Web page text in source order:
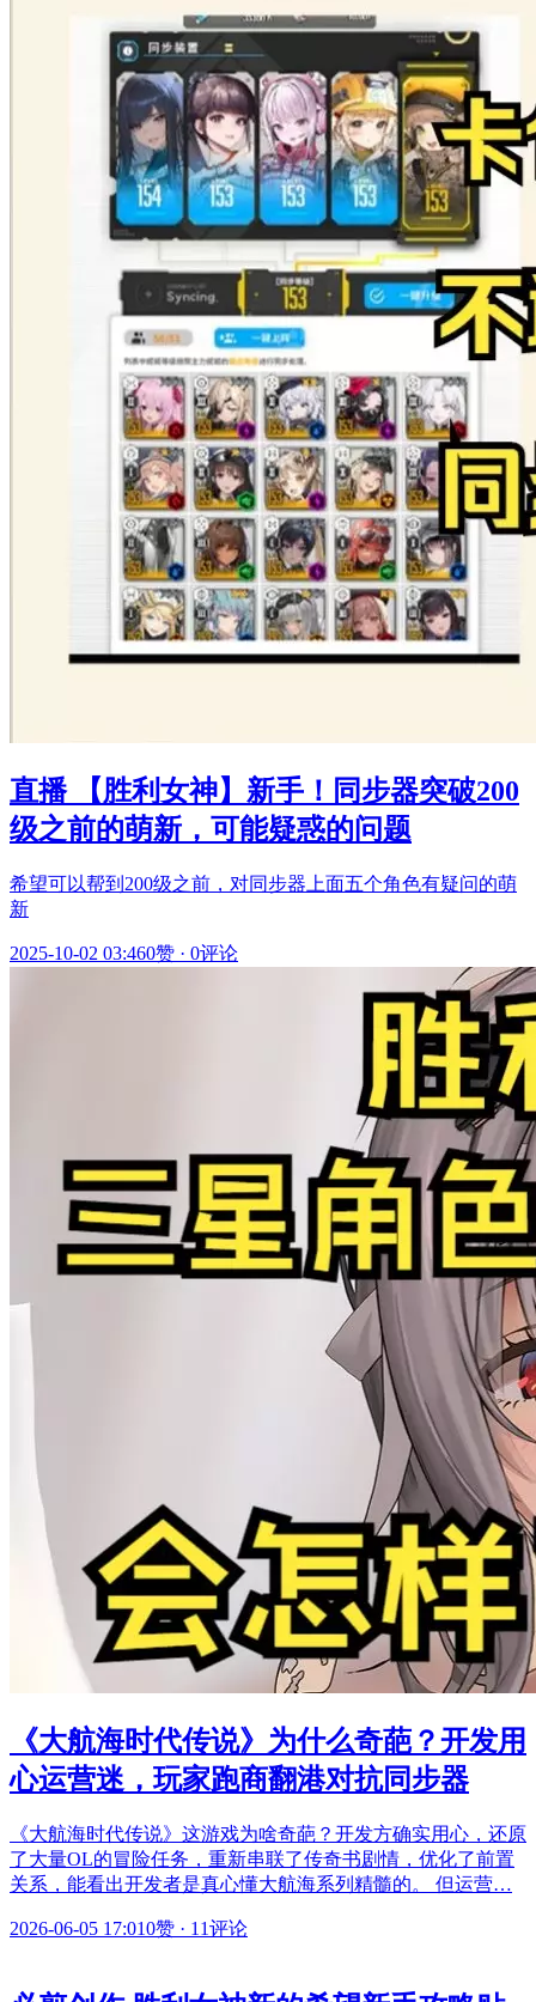
直播 【胜利女神】新手！同步器突破200
级之前的萌新，可能疑惑的问题
希望可以帮到200级之前，对同步器上面五个角色有疑问的萌
新
2025-10-02 03:460赞 · 0评论
《大航海时代传说》为什么奇葩？开发用
心运营迷，玩家跑商翻港对抗同步器
《大航海时代传说》这游戏为啥奇葩？开发方确实用心，还原
了大量OL的冒险任务，重新串联了传奇书剧情，优化了前置
关系，能看出开发者是真心懂大航海系列精髓的。 但运营…
2026-06-05 17:010赞 · 11评论